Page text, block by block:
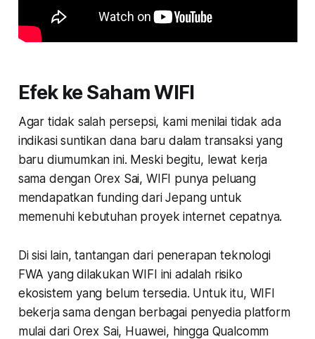
Efek ke Saham WIFI
Agar tidak salah persepsi, kami menilai tidak ada
indikasi suntikan dana baru dalam transaksi yang
baru diumumkan ini. Meski begitu, lewat kerja
sama dengan Orex Sai, WIFI punya peluang
mendapatkan funding dari Jepang untuk
memenuhi kebutuhan proyek internet cepatnya.
Di sisi lain, tantangan dari penerapan teknologi
FWA yang dilakukan WIFI ini adalah risiko
ekosistem yang belum tersedia. Untuk itu, WIFI
bekerja sama dengan berbagai penyedia platform
mulai dari Orex Sai, Huawei, hingga Qualcomm